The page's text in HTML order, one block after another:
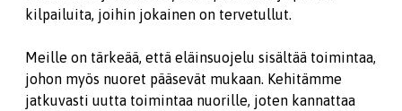
kilpailuita, joihin jokainen on tervetullut.
Meille on tärkeää, että eläinsuojelu sisältää toimintaa,
johon myös nuoret pääsevät mukaan. Kehitämme
jatkuvasti uutta toimintaa nuorille, joten kannattaa